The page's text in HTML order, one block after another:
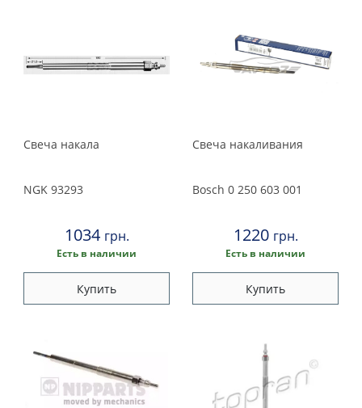
Свеча накала
NGK 93293
1034 грн.
Есть в наличии
Купить
Свеча накаливания
Bosch 0 250 603 001
1220 грн.
Есть в наличии
Купить